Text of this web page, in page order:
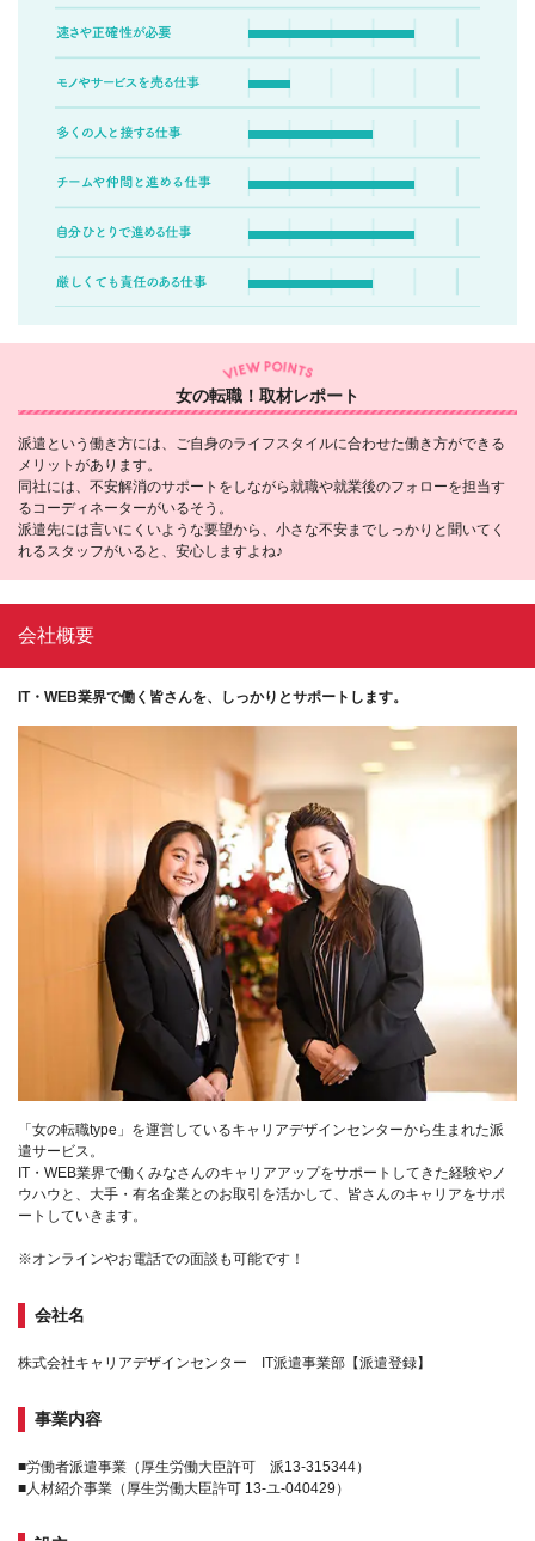
女の転職！取材レポート
派遣という働き方には、ご自身のライフスタイルに合わせた働き方ができる
メリットがあります。
同社には、不安解消のサポートをしながら就職や就業後のフォローを担当す
るコーディネーターがいるそう。
派遣先には言いにくいような要望から、小さな不安までしっかりと聞いてく
れるスタッフがいると、安心しますよね♪
会社概要
IT・WEB業界で働く皆さんを、しっかりとサポートします。
「女の転職type」を運営しているキャリアデザインセンターから生まれた派
遣サービス。
IT・WEB業界で働くみなさんのキャリアアップをサポートしてきた経験やノ
ウハウと、大手・有名企業とのお取引を活かして、皆さんのキャリアをサポ
ートしていきます。
※オンラインやお電話での面談も可能です！
会社名
株式会社キャリアデザインセンター IT派遣事業部【派遣登録】
事業内容
■労働者派遣事業（厚生労働大臣許可 派13-315344）
■人材紹介事業（厚生労働大臣許可 13-ユ-040429）